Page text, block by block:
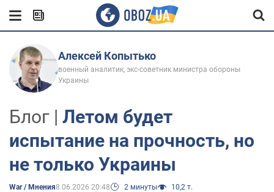
Алексей Копытько
военный аналитик, экс-советник министра обороны
Украины
Блог | Летом будет
испытание на прочность, но
не только Украины
War / Мнения8.06.2026 20:48 2 минуты 10,2 т.